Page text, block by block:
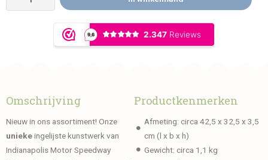
Omschrijving
Nieuw in ons assortiment! Onze
uniekeingelijste kunstwerk van
Indianapolis Motor Speedway
Productkenmerken
Afmeting: circa 42,5 x 32,5 x 3,5
cm (l x b x h)
Gewicht: circa 1,1 kg